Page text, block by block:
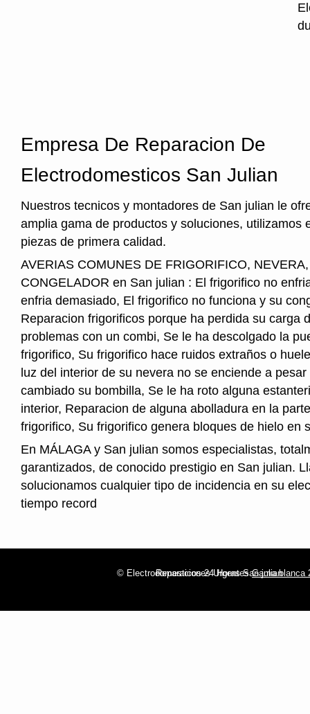
Empresa De Reparacion De
Electrodomesticos San Julian
Nuestros tecnicos y montadores de San julian le
amplia gama de productos y soluciones, utilizamos
piezas de primera calidad.
AVERIAS COMUNES DE FRIGORIFICO,
CONGELADOR en San julian : El frigorifico no
enfria demasiado, El frigorifico no funciona y su
Reparacion frigorificos porque ha perdida su carga
problemas con un combi, Se le ha descolgado la
frigorifico, Su frigorifico hace ruidos extraños o
luz del interior de su nevera no se enciende a
cambiado su bombilla, Se le ha roto alguna
interior, Reparacion de alguna abolladura en la
frigorifico, Su frigorifico genera bloques de hielo en
En MÁLAGA y San julian somos especialistas,
garantizados, de conocido prestigio en San julian.
solucionamos cualquier tipo de incidencia en su
tiempo record
© Electrodomesticos 24 Horas San julian
Reparaciones UrgentesGama blanca